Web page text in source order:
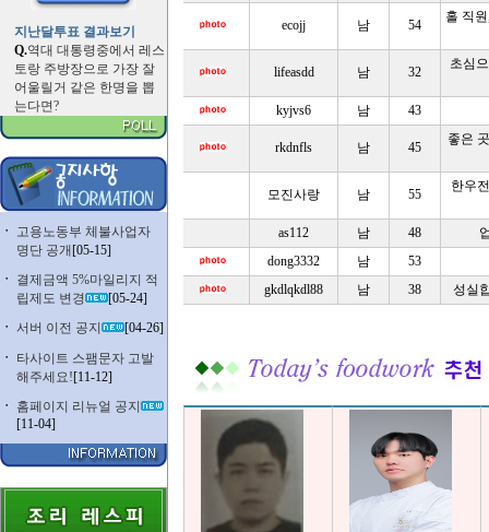
지난달투표 결과보기
Q.역대 대통령중에서 레스
토랑 주방장으로 가장 잘
어울릴거 같은 한명을 뽑
는다면?
ㆍ
고용노동부 체불사업자
명단 공개 [05-15]
ㆍ
결제금액 5%마일리지 적
립제도 변경
[05-24]
ㆍ 서버 이전 공지
[04-26]
ㆍ
타사이트 스팸문자 고발
해주세요![11-12]
ㆍ
홈페이지 리뉴얼 공지
[11-04]
ecojj 남 54
홀 직
lifeasdd 남 32
초심
kyjvs6 남 43
rkdnfls 남 45
좋은
모진사랑 남 55
한우
as112 남 48
dong3332
남
53
gkdlqkdl88
남 38 성실